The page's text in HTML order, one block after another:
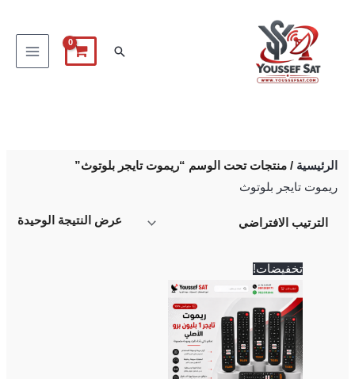
البحث
الرئيسية / منتجات تحت الوسم “ريموت تايجر بلوتوث”
ريموت تايجر بلوتوث
عرض النتيجة الوحيدة
تخفيضات!السعر
الأصلي
هو:
هو:
700 EGP.